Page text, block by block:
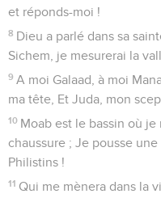
et réponds-moi !
8 Dieu a parlé dans sa
Sichem, je mesurerai la
9 A moi Galaad, à moi
ma tête, Et Juda, mon
10 Moab est le bassin où
chaussure ; Je pousse
Philistins !
11 Qui me mènera dans la